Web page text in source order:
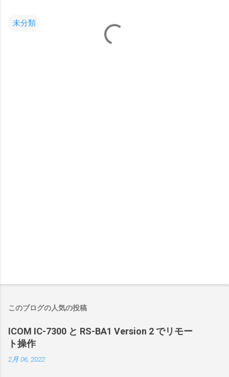
未分類
このブログの人気の投稿
ICOM IC-7300 と RS-BA1 Version 2 でリモー
ト操作
2月 06, 2022